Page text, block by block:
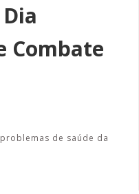
Combate
de saúde da